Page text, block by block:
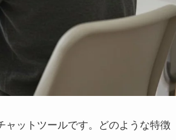
ャットツールです。どのような特徴